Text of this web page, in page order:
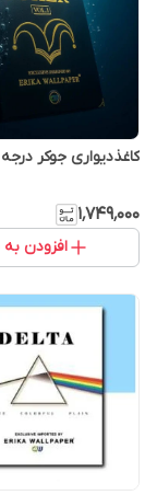
کاغذدیواری جوکر درجه 1
۱٬۷۴۹٬۰۰۰
افزودن